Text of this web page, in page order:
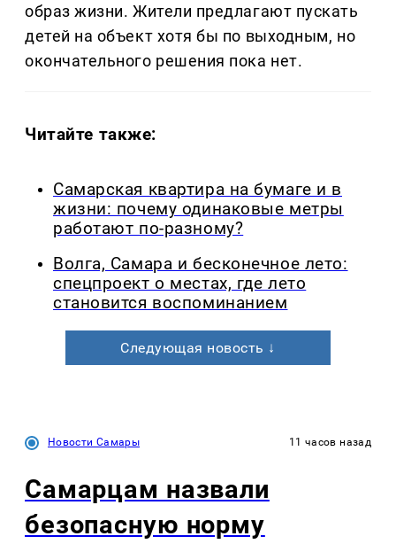
образ жизни. Жители предлагают пускать
детей на объект хотя бы по выходным, но
окончательного решения пока нет.
Читайте также:
Самарская квартира на бумаге и в
жизни: почему одинаковые метры
работают по-разному?
Волга, Самара и бесконечное лето:
спецпроект о местах, где лето
становится воспоминанием
Следующая новость ↓
Новости Самары 11 часов назад
Самарцам назвали
безопасную норму